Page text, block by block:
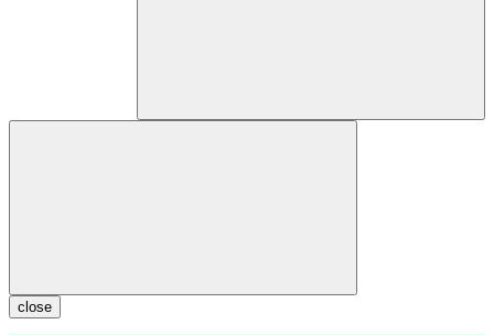
close